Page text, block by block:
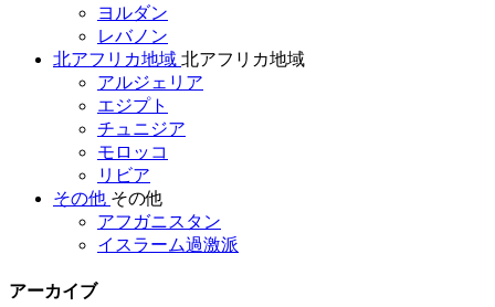
ヨルダン
レバノン
北アフリカ地域 北アフリカ地域
アルジェリア
エジプト
チュニジア
モロッコ
リビア
その他 その他
アフガニスタン
イスラーム過激派
アーカイブ